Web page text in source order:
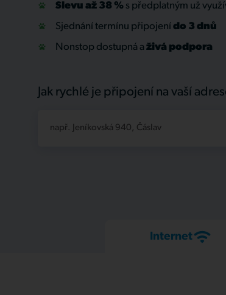
Slevu až 38 % s předplatným už
Sjednání termínu připojení do 3 dnů
Nonstop dostupná a živá podpora
Jak rychlé je připojení na vaší
např. Jeníkovská 940, Čáslav
Internet